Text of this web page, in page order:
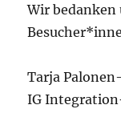
Wir bedanken
Tarja
IG